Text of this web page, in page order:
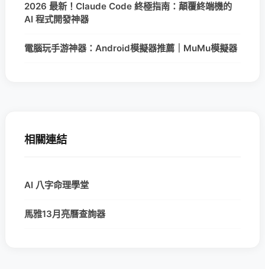
2026 最新！Claude Code 終極指南：顛覆終端機的
AI 程式開發神器
電腦玩手游神器：Android模擬器推薦｜MuMu模擬器
相關連結
AI 八字命理學堂
馬雅13月亮曆查詢器